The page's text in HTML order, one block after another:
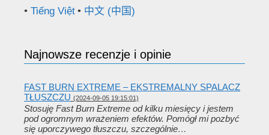
Tiếng Việt
中文 (中国)
Najnowsze recenzje i opinie
FAST BURN EXTREME – EKSTREMALNY SPALACZ
TŁUSZCZU (2024-09-05 19:15:01)
Stosuję Fast Burn Extreme od kilku miesięcy i jestem
pod ogromnym wrażeniem efektów. Pomógł mi pozbyć
się uporczywego tłuszczu, szczególnie…